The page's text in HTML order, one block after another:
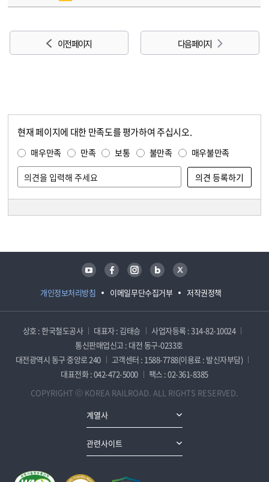
이전 페이지 다음 페이지
현재 페이지에 대한 만족도를 평가하여 주십시오.
매우만족 만족 보통 불만족 매우불만족
개인정보처리방침 이메일무단수집거부 저작권정책
유튜브 페이스북 인스타그램 블로그 트위터
상호 : 한국철도공사 대표자 : 김태승
사업자등록 : 314-82-10024
통신판매업신고 : 대전 동구-0233호
대전광역시 동구 중앙로 240
고객센터 : 1588-7788(이용료 : 발신자부담)
대표전화 : 042-472-5000
팩스 : 02-361-8385
COPYRIGHT ⓒ KOREA RAILROAD. ALL RIGHTS RESERVED.
계열사
관련사이트